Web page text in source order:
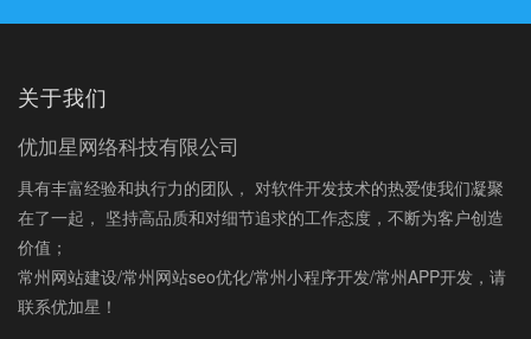
关于我们
优加星网络科技有限公司
具有丰富经验和执行力的团队， 对软件开发技术的热爱使我们凝聚
在了一起， 坚持高品质和对细节追求的工作态度，不断为客户创造
价值；
常州网站建设/常州网站seo优化/常州小程序开发/常州APP开发，请
联系优加星！